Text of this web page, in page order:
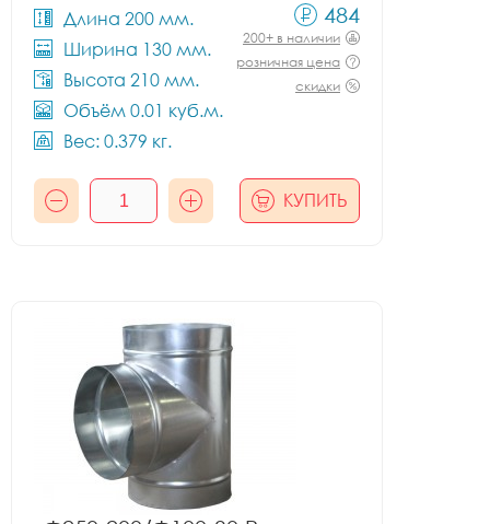
Длина 200 мм.
Ширина 130 мм.
Высота 210 мм.
Объём 0.01 куб.м.
Вес: 0.379 кг.
484
200+ в наличии
розничная цена
скидки
КУПИТЬ